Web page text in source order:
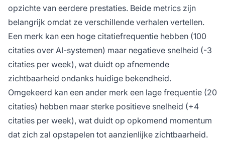
opzichte van eerdere prestaties. Beide metrics zijn
belangrijk omdat ze verschillende verhalen vertellen.
Een merk kan een hoge citatiefrequentie hebben (100
citaties over AI-systemen) maar negatieve snelheid (-3
citaties per week), wat duidt op afnemende
zichtbaarheid ondanks huidige bekendheid.
Omgekeerd kan een ander merk een lage frequentie (20
citaties) hebben maar sterke positieve snelheid (+4
citaties per week), wat duidt op opkomend momentum
dat zich zal opstapelen tot aanzienlijke zichtbaarheid.